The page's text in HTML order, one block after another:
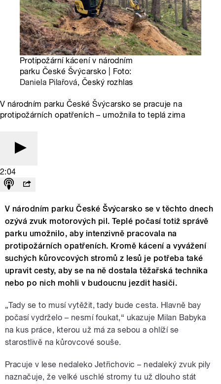
Protipožární kácení v národním
parku České Švýcarsko | Foto:
Daniela Pilařová, Český rozhlas
V národním parku České Švýcarsko se pracuje na
protipožárních opatřeních – umožnila to teplá zima
2:04
V národním parku České Švýcarsko se v těchto dnech
ozývá zvuk motorových pil. Teplé počasí totiž správě
parku umožnilo, aby intenzivně pracovala na
protipožárních opatřeních. Kromě kácení a vyvážení
suchých kůrovcových stromů z lesů je potřeba také
upravit cesty, aby se na ně dostala těžařská technika
nebo po nich mohli v budoucnu jezdit hasiči.
„Tady se to musí vytěžit, tady bude cesta. Hlavně bay
počasí vydrželo – nesmí foukat,“ ukazuje Milan Babyka
na kus práce, kterou už má za sebou a ohlíží se
starostlivě na kůrovcové souše.
Pracuje v lese nedaleko Jetřichovic – nedaleký zvuk pily
naznačuje, že velké uschlé stromy tu už dlouho stát